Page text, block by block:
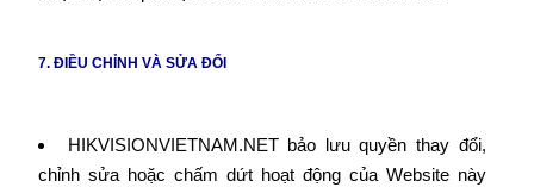
7. ĐIỀU CHỈNH VÀ SỬA ĐỔI
HIKVISIONVIETNAM.NET bảo lưu quyền thay đổi,
chỉnh sửa hoặc chấm dứt hoạt động của Website này